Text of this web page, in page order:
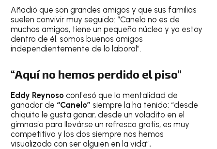
Añadió que son grandes amigos y que sus familias
suelen convivir muy seguido: “Canelo no es de
muchos amigos, tiene un pequeño núcleo y yo estoy
dentro de él, somos buenos amigos
independientemente de lo laboral”.
“Aquí no hemos perdido el piso”
Eddy Reynosoconfesó que la mentalidad de
ganador de “Canelo”siempre la ha tenido: “desde
chiquito le gusta ganar, desde un voladito en el
gimnasio para llevárse un refresco gratis, es muy
competitivo y los dos siempre nos hemos
visualizado con ser alguien en la vida”.